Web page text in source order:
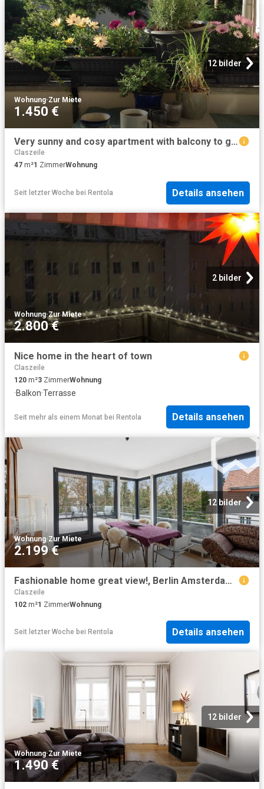
12 bilder
Wohnung·Zur Miete
1.450 €
Very sunny and cosy apartment with balcony to green area, near FU and S1 Sundgauer Str.Station, Berlin Amsterdam Apartments for Rent
Claszeile
47 m²1 ZimmerWohnung
Seit letzter Woche bei Rentola Details ansehen
2 bilder
Wohnung·Zur Miete
2.800 €
Nice home in the heart of town
Claszeile
120 m²3 ZimmerWohnung
·Balkon·Terrasse
Seit mehr als einem Monat bei Rentola Details ansehen
12 bilder
Wohnung·Zur Miete
2.199 €
Fashionable home great view!, Berlin Amsterdam Apartments for Rent
Claszeile
102 m²1 ZimmerWohnung
Seit letzter Woche bei Rentola Details ansehen
12 bilder
Wohnung·Zur Miete
1.490 €